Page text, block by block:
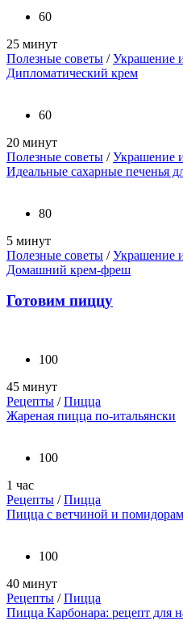
60
25 минут
Полезные советы /Украшение
Дипломатический крем
60
20 минут
Полезные советы /Украшение
Идеальные сахарные печенья
80
5 минут
Полезные советы /Украшение
Домашний крем-фреш
Готовим пиццу
100
45 минут
Рецепты /Пицца
Жареная пицца по-итальянски
100
1 час
Рецепты /Пицца
Пицца с ветчиной и
100
40 минут
Рецепты /Пицца
Пицца Карбонара: рецепт для